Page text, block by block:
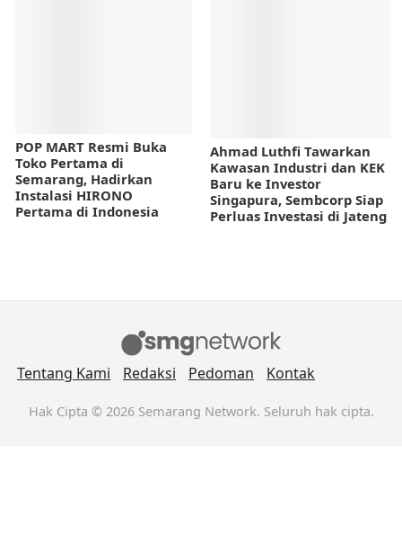
POP MART Resmi Buka
Toko Pertama di
Semarang, Hadirkan
Instalasi HIRONO
Pertama di Indonesia
Ahmad Luthfi Tawarkan
Kawasan Industri dan KEK
Baru ke Investor
Singapura, Sembcorp Siap
Perluas Investasi di Jateng
Tentang Kami Redaksi Pedoman Kontak
Hak Cipta © 2026 Semarang Network. Seluruh hak cipta.